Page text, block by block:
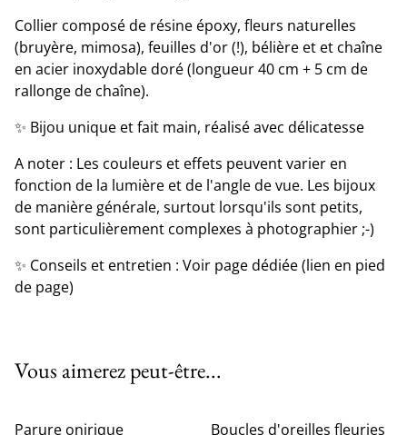
Collier composé de résine époxy, fleurs naturelles
(bruyère, mimosa), feuilles d'or (!), bélière et et chaîne
en acier inoxydable doré (longueur 40 cm + 5 cm de
rallonge de chaîne).
✨ Bijou unique et fait main, réalisé avec délicatesse
A noter : Les couleurs et effets peuvent varier en
fonction de la lumière et de l'angle de vue. Les bijoux
de manière générale, surtout lorsqu'ils sont petits,
sont particulièrement complexes à photographier ;-)
✨ Conseils et entretien : Voir page dédiée (lien en pied
de page)
Vous aimerez peut-être...
Parure onirique
Boucles d'oreilles fleuries